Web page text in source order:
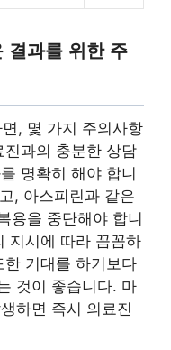
결과를 위한 주
, 몇 가지 주의사항
과의 충분한 상담
명확히 해야 합니
, 아스피린과 같은
용을 중단해야 합니
지시에 따라 꼼꼼하
기대를 하기보다
것이 좋습니다. 마
하면 즉시 의료진